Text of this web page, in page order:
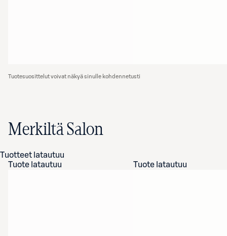
Tuotesuosittelut voivat näkyä sinulle kohdennetusti
Merkiltä Salon
Tuotteet latautuu
Tuote latautuu
Tuote latautuu